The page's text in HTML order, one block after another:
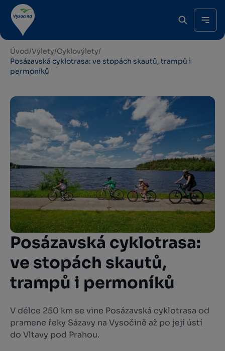
Úvod/Výlety/Cyklovýlety/
Posázavská cyklotrasa: ve stopách skautů, trampů i
permoníků
Posázavská cyklotrasa:
ve stopách skautů,
trampů i permoníků
V délce 250 km se vine Posázavská cyklotrasa od
pramene řeky Sázavy na Vysočině až po její ústí
do Vltavy pod Prahou.